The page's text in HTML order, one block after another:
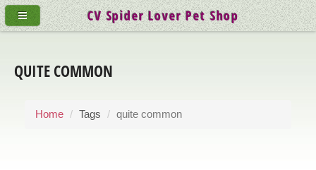
QUITE COMMON
Home Tags quite common
CV Spider Lover Pet Shop